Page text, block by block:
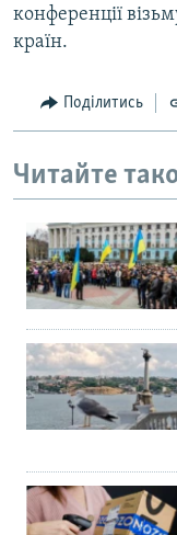
конференції
країн.
Поділитись
Читайте